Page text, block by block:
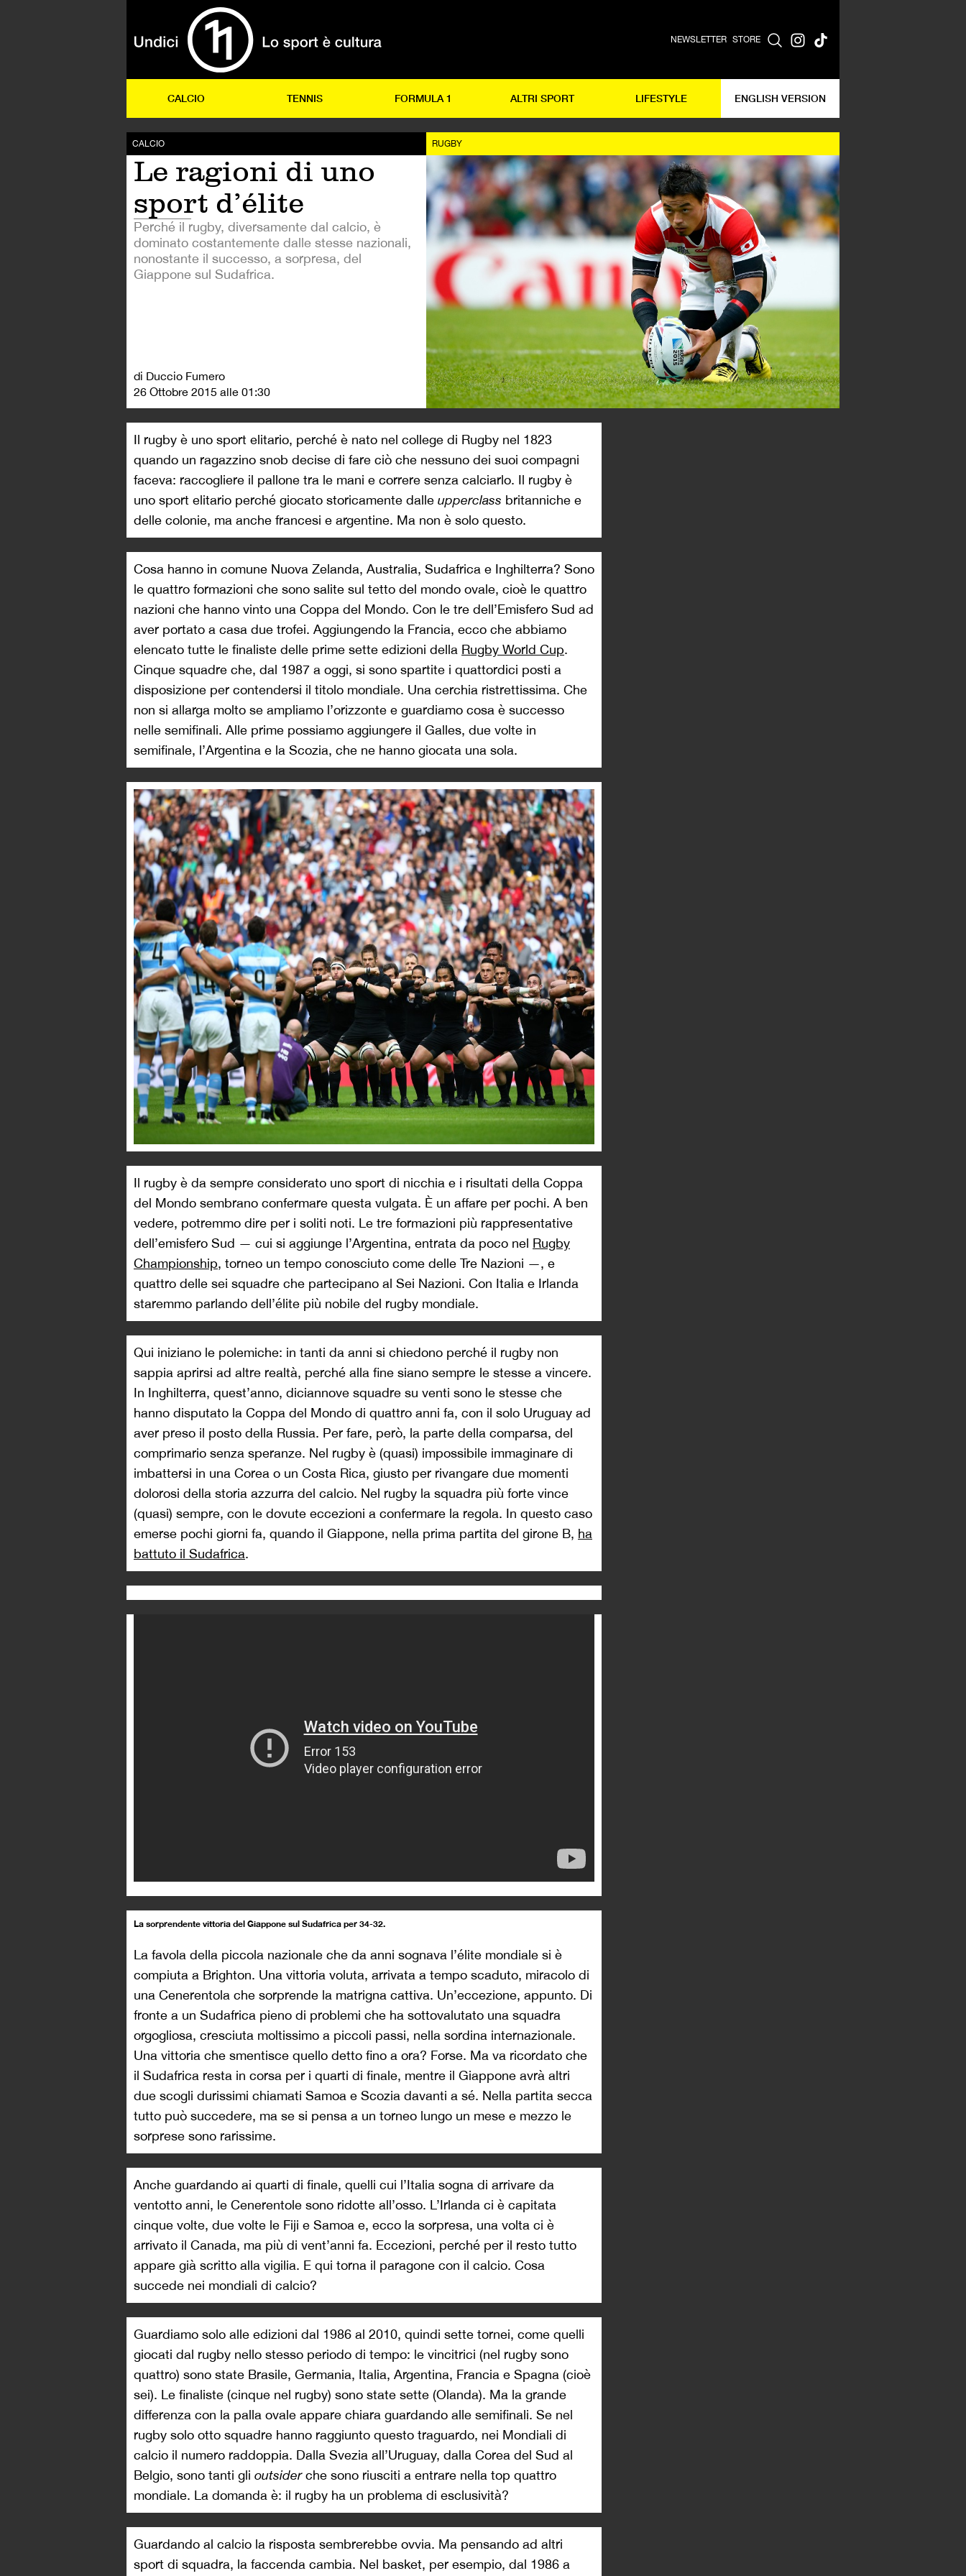
NEWSLETTER STORE
CALCIO TENNIS FORMULA 1 ALTRI SPORT LIFESTYLE ENGLISH VERSION
CALCIO
Le ragioni di uno
sport d’élite
Perché il rugby, diversamente dal calcio, è
dominato costantemente dalle stesse nazionali,
nonostante il successo, a sorpresa, del
Giappone sul Sudafrica.
di Duccio Fumero
26 Ottobre 2015 alle 01:30
RUGBY
Il rugby è uno sport elitario, perché è nato nel college di Rugby nel 1823
quando un ragazzino snob decise di fare ciò che nessuno dei suoi compagni
faceva: raccogliere il pallone tra le mani e correre senza calciarlo. Il rugby è
uno sport elitario perché giocato storicamente dalle upperclass britanniche e
delle colonie, ma anche francesi e argentine. Ma non è solo questo.
Cosa hanno in comune Nuova Zelanda, Australia, Sudafrica e Inghilterra? Sono
le quattro formazioni che sono salite sul tetto del mondo ovale, cioè le quattro
nazioni che hanno vinto una Coppa del Mondo. Con le tre dell’Emisfero Sud ad
aver portato a casa due trofei. Aggiungendo la Francia, ecco che abbiamo
elencato tutte le finaliste delle prime sette edizioni della Rugby World Cup.
Cinque squadre che, dal 1987 a oggi, si sono spartite i quattordici posti a
disposizione per contendersi il titolo mondiale. Una cerchia ristrettissima. Che
non si allarga molto se ampliamo l’orizzonte e guardiamo cosa è successo
nelle semifinali. Alle prime possiamo aggiungere il Galles, due volte in
semifinale, l’Argentina e la Scozia, che ne hanno giocata una sola.
Il rugby è da sempre considerato uno sport di nicchia e i risultati della Coppa
del Mondo sembrano confermare questa vulgata. È un affare per pochi. A ben
vedere, potremmo dire per i soliti noti. Le tre formazioni più rappresentative
dell’emisfero Sud — cui si aggiunge l’Argentina, entrata da poco nel Rugby
Championship, torneo un tempo conosciuto come delle Tre Nazioni —, e
quattro delle sei squadre che partecipano al Sei Nazioni. Con Italia e Irlanda
staremmo parlando dell’élite più nobile del rugby mondiale.
Qui iniziano le polemiche: in tanti da anni si chiedono perché il rugby non
sappia aprirsi ad altre realtà, perché alla fine siano sempre le stesse a vincere.
In Inghilterra, quest’anno, diciannove squadre su venti sono le stesse che
hanno disputato la Coppa del Mondo di quattro anni fa, con il solo Uruguay ad
aver preso il posto della Russia. Per fare, però, la parte della comparsa, del
comprimario senza speranze. Nel rugby è (quasi) impossibile immaginare di
imbattersi in una Corea o un Costa Rica, giusto per rivangare due momenti
dolorosi della storia azzurra del calcio. Nel rugby la squadra più forte vince
(quasi) sempre, con le dovute eccezioni a confermare la regola. In questo caso
emerse pochi giorni fa, quando il Giappone, nella prima partita del girone B, ha
battuto il Sudafrica.
La sorprendente vittoria del Giappone sul Sudafrica per 34-32.
La favola della piccola nazionale che da anni sognava l’élite mondiale si è
compiuta a Brighton. Una vittoria voluta, arrivata a tempo scaduto, miracolo di
una Cenerentola che sorprende la matrigna cattiva. Un’eccezione, appunto. Di
fronte a un Sudafrica pieno di problemi che ha sottovalutato una squadra
orgogliosa, cresciuta moltissimo a piccoli passi, nella sordina internazionale.
Una vittoria che smentisce quello detto fino a ora? Forse. Ma va ricordato che
il Sudafrica resta in corsa per i quarti di finale, mentre il Giappone avrà altri
due scogli durissimi chiamati Samoa e Scozia davanti a sé. Nella partita secca
tutto può succedere, ma se si pensa a un torneo lungo un mese e mezzo le
sorprese sono rarissime.
Anche guardando ai quarti di finale, quelli cui l’Italia sogna di arrivare da
ventotto anni, le Cenerentole sono ridotte all’osso. L’Irlanda ci è capitata
cinque volte, due volte le Fiji e Samoa e, ecco la sorpresa, una volta ci è
arrivato il Canada, ma più di vent’anni fa. Eccezioni, perché per il resto tutto
appare già scritto alla vigilia. E qui torna il paragone con il calcio. Cosa
succede nei mondiali di calcio?
Guardiamo solo alle edizioni dal 1986 al 2010, quindi sette tornei, come quelli
giocati dal rugby nello stesso periodo di tempo: le vincitrici (nel rugby sono
quattro) sono state Brasile, Germania, Italia, Argentina, Francia e Spagna (cioè
sei). Le finaliste (cinque nel rugby) sono state sette (Olanda). Ma la grande
differenza con la palla ovale appare chiara guardando alle semifinali. Se nel
rugby solo otto squadre hanno raggiunto questo traguardo, nei Mondiali di
calcio il numero raddoppia. Dalla Svezia all’Uruguay, dalla Corea del Sud al
Belgio, sono tanti gli outsiderche sono riusciti a entrare nella top quattro
mondiale. La domanda è: il rugby ha un problema di esclusività?
Guardando al calcio la risposta sembrerebbe ovvia. Ma pensando ad altri
sport di squadra, la faccenda cambia. Nel basket, per esempio, dal 1986 a